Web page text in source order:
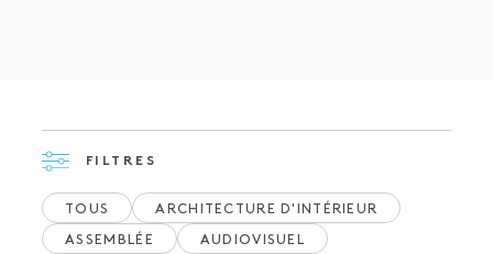
FILTRES
TOUS ARCHITECTURE D'INTÉRIEUR
ASSEMBLÉE AUDIOVISUEL